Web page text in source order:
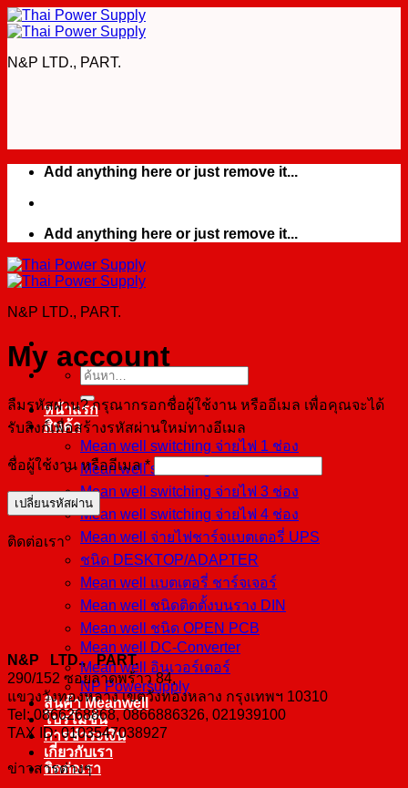
Skip
to
N&P LTD., PART.
Add anything here or just remove it...
Add anything here or just remove it...
N&P LTD., PART.
ค้นหา:
หน้าแรก
สินค้า
Mean well switching จ่ายไฟ 1 ช่อง
Mean well switching จ่ายไฟ 2 ช่อง
Mean well switching จ่ายไฟ 3 ช่อง
Mean well switching จ่ายไฟ 4 ช่อง
Mean well จ่ายไฟชาร์จแบตเตอรี่ UPS
ชนิด DESKTOP/ADAPTER
Mean well แบตเตอรี่ ชาร์จเจอร์
Mean well ชนิดติดตั้งบนราง DIN
Mean well ชนิด OPEN PCB
Mean well DC-Converter
Mean well อินเวอร์เตอร์
NP Powersupply
สินค้า Meanwell
โปรโมชั่น
การชำระเงิน
เกี่ยวกับเรา
ติดต่อเรา
My account
ลืมรหัสผ่าน? กรุณากรอกชื่อผู้ใช้งาน หรืออีเมล เพื่อคุณจะได้
รับลิงก์เพื่อสร้างรหัสผ่านใหม่ทางอีเมล
ชื่อผู้ใช้งาน หรืออีเมล*ต้องการ
เปลี่ยนรหัสผ่าน
ติดต่อเรา
N&P LTD., PART.
290/152 ซอยลาดพร้าว 84,
แขวงวังทองหลาง เขตวังทองหลาง กรุงเทพฯ 10310
Tel: 0866268868, 0866886326, 021939100
TAX ID: 0103547038927
ข่าวสารต่างๆ